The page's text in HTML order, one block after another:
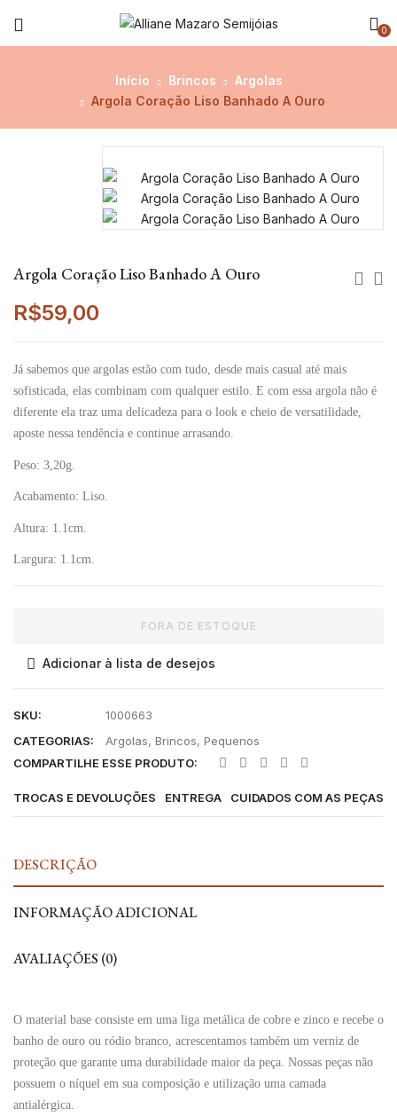
0
Início Brincos
Argolas
Argola Coração Liso Banhado A Ouro
Argola Coração Liso Banhado A Ouro
R$59,00
Já sabemos que argolas estão com tudo, desde mais casual até mais
sofisticada, elas combinam com qualquer estilo. E com essa argola não é
diferente ela traz uma delicadeza para o look e cheio de versatilidade,
aposte nessa tendência e continue arrasando.
Peso: 3,20g.
Acabamento: Liso.
Altura: 1.1cm.
Largura: 1.1cm.
FORA DE ESTOQUE
Adicionar à lista de desejos
SKU:
1000663
CATEGORIAS:
Argolas, Brincos, Pequenos
COMPARTILHE ESSE PRODUTO:
TROCAS E DEVOLUÇÕES ENTREGA CUIDADOS COM AS PEÇAS
DESCRIÇÃO
INFORMAÇÃO ADICIONAL
AVALIAÇÕES (0)
O material base consiste em uma liga metálica de cobre e zinco e recebe o
banho de ouro ou ródio branco, acrescentamos também um verniz de
proteção que garante uma durabilidade maior da peça. Nossas peças não
possuem o níquel em sua composição e utilização uma camada
antialérgica.